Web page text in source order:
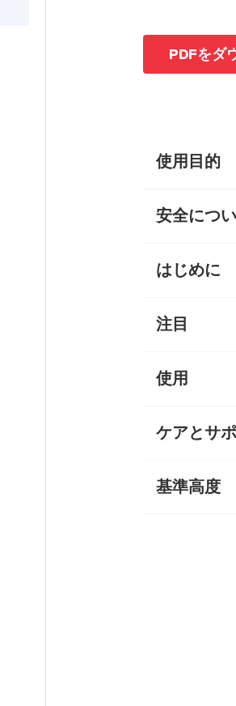
PDFをダ
使用目的
安全につ
はじめに
注目
使用
ケアとサ
基準高度